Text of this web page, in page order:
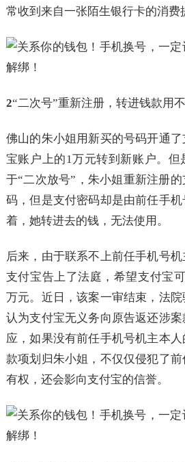
常收到来自一张陌生银行卡的消
2“二次号”重新注册，转进钱款用
佛山的朱小姐用新买的号码开通
宝账户上的1万元转到新账户。但
于“二次放号”，朱小姐重新注册
码，但是支付密码却是由前任手
着，她转进去的钱，无法使用。
后来，由于联系不上前任手机号
支付宝告上了法庭，希望支付宝
万元。近日，该案一审结束，法院
认为支付宝无义务向原告返还涉
应，如果没有前任手机号机主本
款项划归朱小姐，不仅仅侵犯了
有权，还会影向支付宝的信誉。